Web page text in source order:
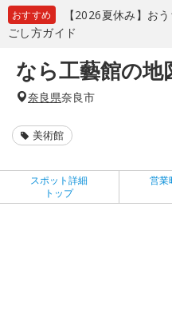
おすすめ
【2026夏休み】お
ごし方ガイド
なら工藝館の地
奈良県奈良市
美術館
スポット詳細
トップ
営業